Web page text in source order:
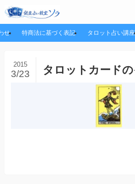
せ 特商法に基づく表記 タロット占い講座
タロットカード
2015
3/23